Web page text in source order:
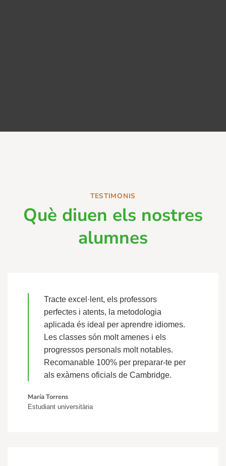
TESTIMONIS
Què diuen els nostres
alumnes
Tracte excel·lent, els professors
perfectes i atents, la metodologia
aplicada és ideal per aprendre idiomes.
Les classes són molt amenes i els
progressos personals molt notables.
Recomanable 100% per preparar-te per
als exàmens oficials de Cambridge.
María Torrens
Estudiant universitària